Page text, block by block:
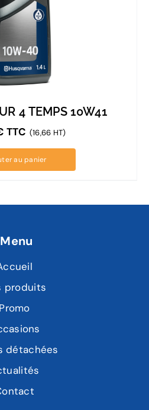
4 TEMPS 10W41
TTC (16,66 HT)
au panier
Menu
produits
Promo
détachées